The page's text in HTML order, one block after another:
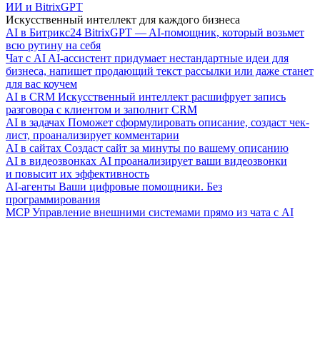
ИИ и BitrixGPT
Искусственный интеллект для каждого бизнеса
AI в Битрикс24 BitrixGPT — AI-помощник, который возьмет
всю рутину на себя
Чат с AI AI-ассистент придумает нестандартные идеи для
бизнеса, напишет продающий текст рассылки или даже станет
для вас коучем
AI в CRM Искусственный интеллект расшифрует запись
разговора с клиентом и заполнит CRM
AI в задачах Поможет сформулировать описание, создаст чек-
лист, проанализирует комментарии
AI в сайтах Создаст сайт за минуты по вашему описанию
AI в видеозвонках AI проанализирует ваши видеозвонки
и повысит их эффективность
AI-агенты Ваши цифровые помощники. Без
программирования
MCP Управление внешними системами прямо из чата с AI